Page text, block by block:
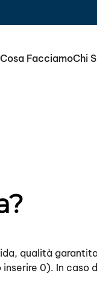
Cosa FacciamoChi
qualità
0). In